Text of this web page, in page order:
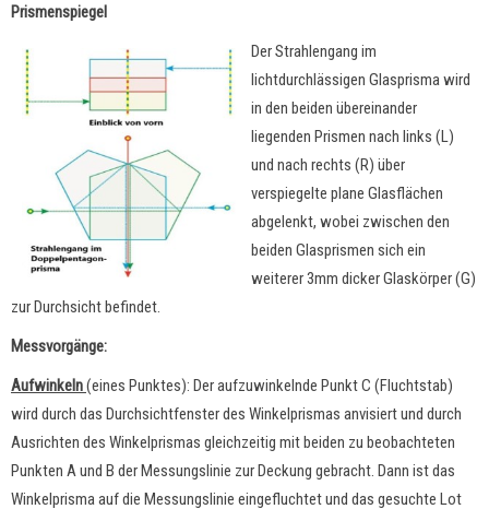
Prismenspiegel
Der Strahlengang im
lichtdurchlässigen Glasprisma wird
in den beiden übereinander
liegenden Prismen nach links (L)
und nach rechts (R) über
verspiegelte plane Glasflächen
abgelenkt, wobei zwischen den
beiden Glasprismen sich ein
weiterer 3mm dicker Glaskörper (G)
zur Durchsicht befindet.
Messvorgänge:
Aufwinkeln(eines Punktes): Der aufzuwinkelnde Punkt C (Fluchtstab)
wird durch das Durchsichtfenster des Winkelprismas anvisiert und durch
Ausrichten des Winkelprismas gleichzeitig mit beiden zu beobachteten
Punkten A und B der Messungslinie zur Deckung gebracht. Dann ist das
Winkelprisma auf die Messungslinie eingefluchtet und das gesuchte Lot